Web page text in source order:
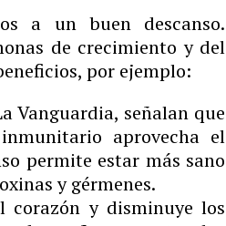
a un buen descanso.
de crecimiento y del
por ejemplo:
Vanguardia, señalan que
aprovecha el
permite estar más sano
y gérmenes.
corazón y disminuye los